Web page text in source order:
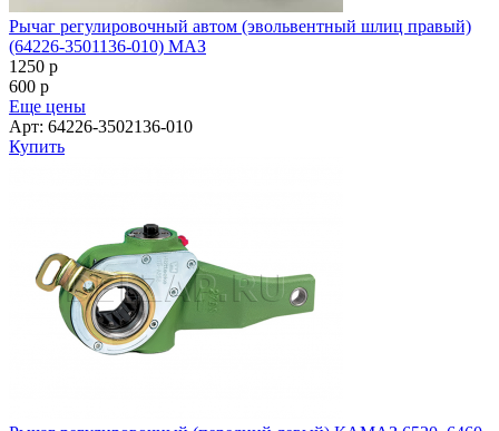
Рычаг регулировочный автом (эвольвентный шлиц правый)
(64226-3501136-010) МАЗ
1250 p
600 p
Еще цены
Арт: 64226-3502136-010
Купить